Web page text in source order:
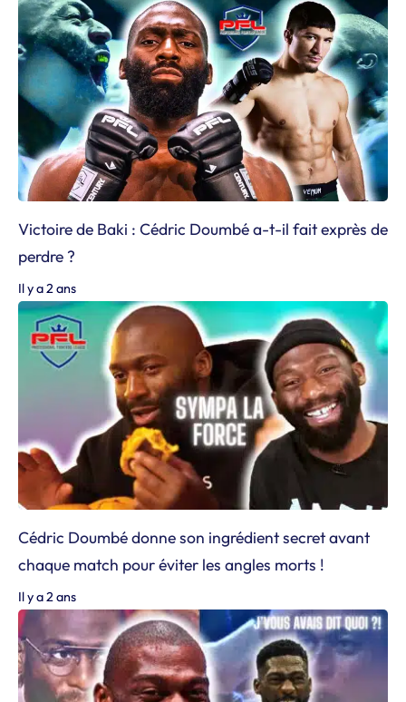
Victoire de Baki : Cédric Doumbé a-t-il fait exprès de
perdre ?
Il y a 2 ans
Cédric Doumbé donne son ingrédient secret avant
chaque match pour éviter les angles morts !
Il y a 2 ans